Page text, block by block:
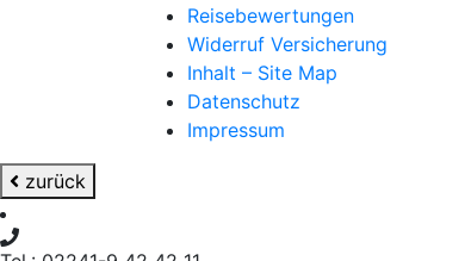
Reisebewertungen
Widerruf Versicherung
Inhalt – Site Map
Datenschutz
Impressum
zurück